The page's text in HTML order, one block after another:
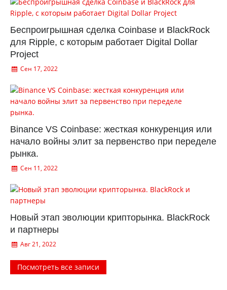
Беспроигрышная сделка Coinbase и BlackRock
для Ripple, с которым работает Digital Dollar
Project
Сен 17, 2022
Binance VS Coinbase: жесткая конкуренция или
начало войны элит за первенство при переделе
рынка.
Сен 11, 2022
Новый этап эволюции крипторынка. BlackRock
и партнеры
Авг 21, 2022
Посмотреть все записи